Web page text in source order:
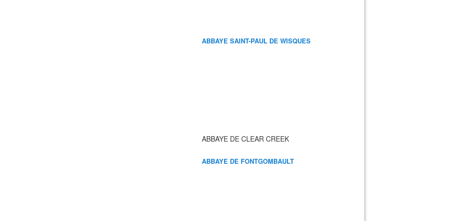
ABBAYE SAINT-PAUL DE WISQUES
ABBAYE DE CLEAR CREEK
ABBAYE DE FONTGOMBAULT